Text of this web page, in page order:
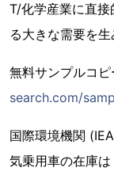
T/化学産業に直
る大きな需要を生
無料サンプルコ
search.com/
国際環境機関
気乗用車の在庫